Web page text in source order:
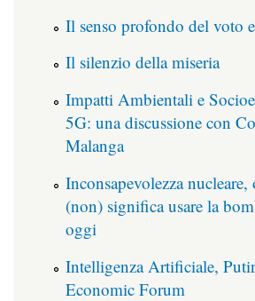
Il senso profondo del voto
Il silenzio della miseria
Impatti Ambientali e
5G: una discussione con
Malanga
Inconsapevolezza nucleare,
(non) significa usare la
oggi
Intelligenza Artificiale,
Economic Forum